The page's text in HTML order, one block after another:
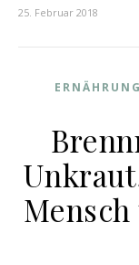
25. Februar 2018
ERNÄHRUNG